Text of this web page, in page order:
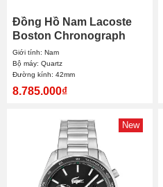
Đồng Hồ Nam Lacoste
Boston Chronograph
2011439 42mm
Giới tính: Nam
Bộ máy: Quartz
Đường kính: 42mm
8.785.000₫
New